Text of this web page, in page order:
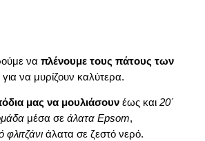
ναπλένουμε τους πάτους των
για να μυρίζουν καλύτερα.
μας να μουλιάσουν έως και20΄
μέσα σεάλατα Epsom,
φλιτζάνι άλατα σε ζεστό νερό.